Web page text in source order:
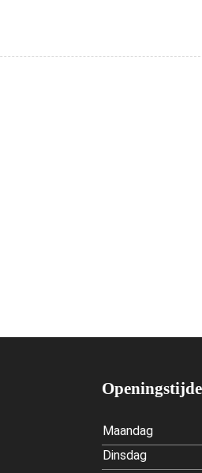
Maandag
Dinsdag